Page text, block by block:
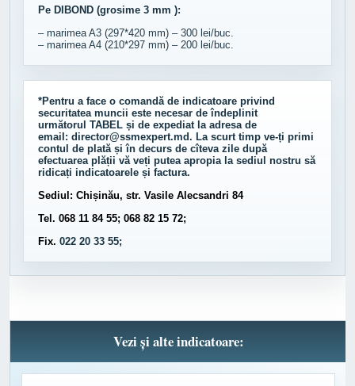
Pe DIBOND (grosime 3 mm ):
– marimea A3 (297*420 mm) – 300 lei/buc.
– marimea A4 (210*297 mm) – 200 lei/buc.
*Pentru a face o comandă de indicatoare privind
securitatea muncii este necesar de îndeplinit
următorul TABEL și de expediat la adresa de
email: director@ssmexpert.md. La scurt timp ve-ți primi
contul de plată și în decurs de cîteva zile după
efectuarea plății vă veți putea apropia la sediul nostru să
ridicați indicatoarele și factura.
Sediul: Chișinău, str. Vasile Alecsandri 84
Tel. 068 11 84 55; 068 82 15 72;
Fix. 022 20 33 55;
Vezi și alte indicatoare: